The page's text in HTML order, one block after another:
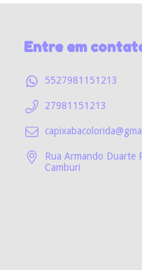
Entre em
5527981151213
27981151213
Rua Armando Duarte
Camburi